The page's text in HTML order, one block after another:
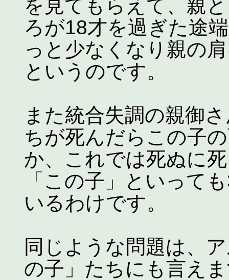
を見てもらえて、親
ろが18才を過ぎた途
っと少なくなり親の
というのです。
また統合失調の親御
ちが死んだらこの子
か、これでは死ぬに
「この子」といって
いるわけです。
同じような問題は、
の子」たちにも言え